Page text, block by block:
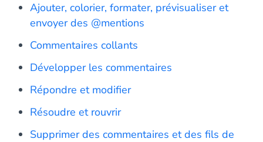
Ajouter, colorier, formater, prévisualiser et
envoyer des @mentions
Commentaires collants
Développer les commentaires
Répondre et modifier
Résoudre et rouvrir
Supprimer des commentaires et des fils de